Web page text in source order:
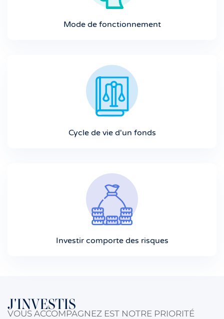
Mode de fonctionnement
Cycle de vie d'un fonds
Investir comporte des risques
J'INVESTIS
VOUS ACCOMPAGNEZ EST NOTRE PRIORITÉ